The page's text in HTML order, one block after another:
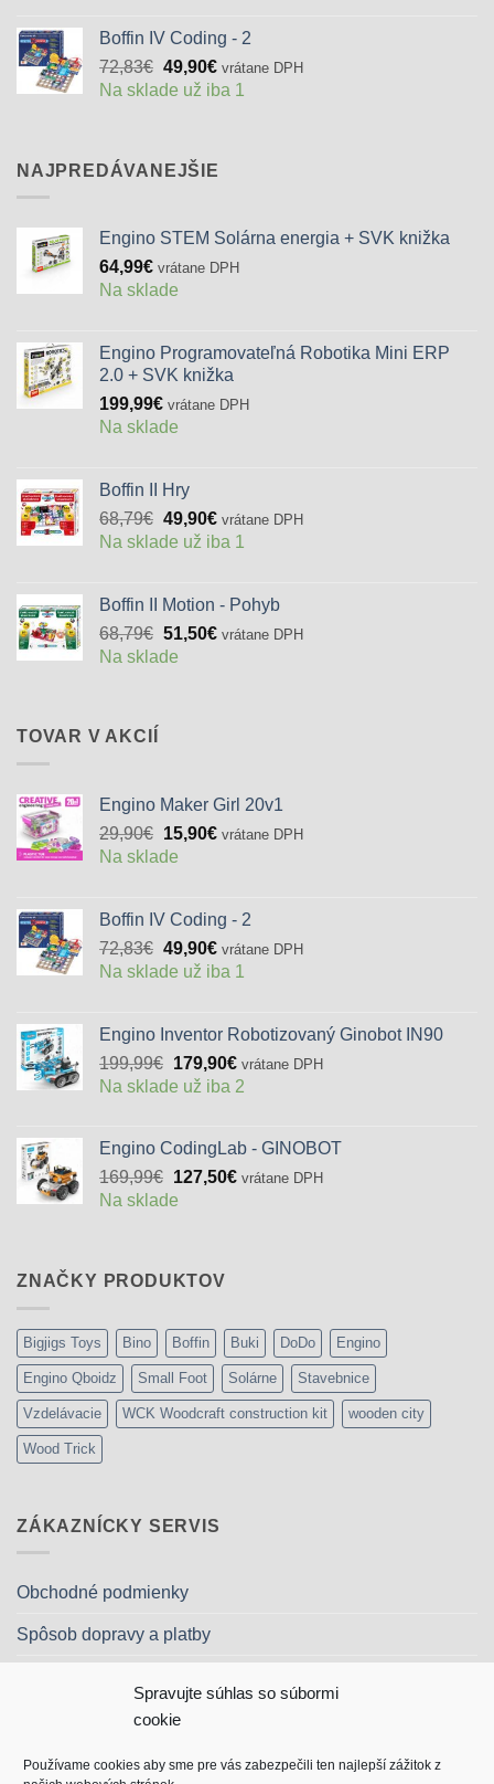
Spravujte súhlas so súbormi
cookie
Používame cookies aby sme pre vás zabezpečili ten najlepší zážitok z
Boffin IV Coding - 2
72,83€ Pôvodná
cena
49,90€Aktuálna
cena
vrátane DPH
Na sklade už iba 1
NAJPREDÁVANEJŠIE
Engino STEM Solárna energia + SVK knižka
64,99€ vrátane DPH
Na sklade
Engino Programovateľná Robotika Mini ERP
2.0 + SVK knižka
199,99€ vrátane DPH
Na sklade
Boffin II Hry
68,79€ Pôvodná
cena
49,90€Aktuálna
cena
vrátane DPH
Na sklade už iba 1
Boffin II Motion - Pohyb
68,79€ Pôvodná
cena
51,50€Aktuálna
vrátane DPH
Na sklade
TOVAR V AKCIÍ
Engino Maker Girl 20v1
29,90€ Pôvodná
cena
15,90€Aktuálna
vrátane DPH
Na sklade
Boffin IV Coding - 2
72,83€ Pôvodná
cena
49,90€Aktuálna
cena
vrátane DPH
Na sklade už iba 1
Engino Inventor Robotizovaný Ginobot IN90
199,99€ Pôvodná
cena
179,90€Aktuálna
cena
vrátane DPH
Na sklade už iba 2
Engino CodingLab - GINOBOT
169,99€ Pôvodná
cena
127,50€Aktuálna
vrátane DPH
Na sklade
ZNAČKY PRODUKTOV
Bigjigs Toys Bino Boffin Buki DoDo Engino
Engino Qboidz Small Foot Solárne Stavebnice
Vzdelávacie WCK Woodcraft construction kit wooden city
Wood Trick
ZÁKAZNÍCKY SERVIS
Obchodné podmienky
Spôsob dopravy a platby
Ochrana osobných údajov
Kontakt